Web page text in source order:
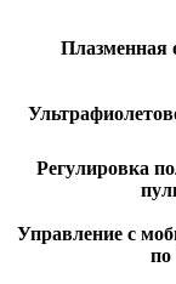
Плазменная
Регулировка
Управление c
по